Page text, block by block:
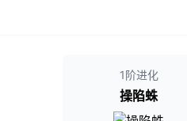
1阶进化
操陷蛛